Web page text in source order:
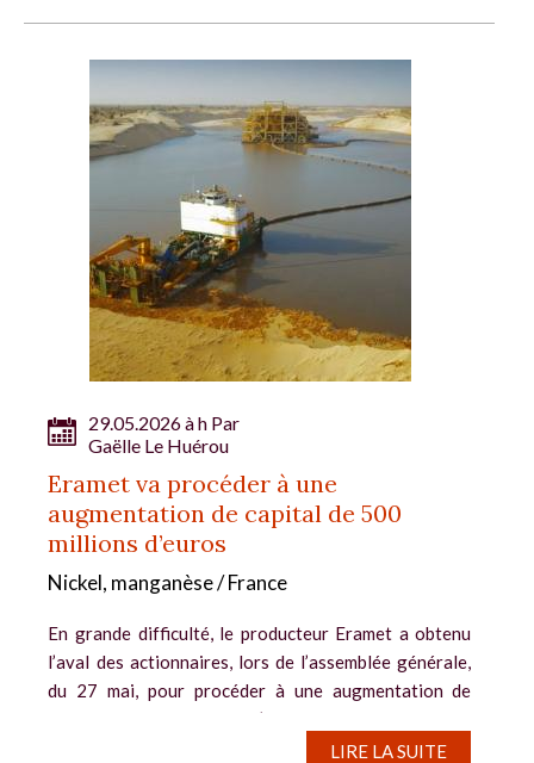
29.05.2026 à h Par
Gaëlle Le Huérou
Eramet va procéder à une
augmentation de capital de 500
millions d’euros
Nickel, manganèse / France
En grande difficulté, le producteur Eramet a obtenu
l’aval des actionnaires, lors de l’assemblée générale,
du 27 mai, pour procéder à une augmentation de
capital de 500 millions d’euros et à la cession de
LIRE LA SUITE